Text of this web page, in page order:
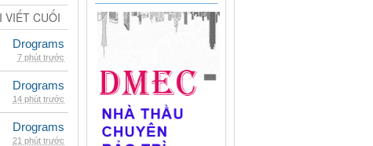
VIẾT CUỐI
Drograms
7 phút trước
Drograms
14 phút trước
Drograms
21 phút trước